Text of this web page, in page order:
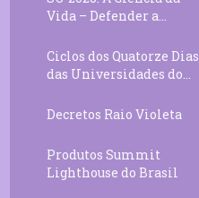
Vida – Defender a...
Ciclos dos Quatorze Dias
das Universidades do...
Decretos Raio Violeta
Produtos Summit
Lighthouse do Brasil